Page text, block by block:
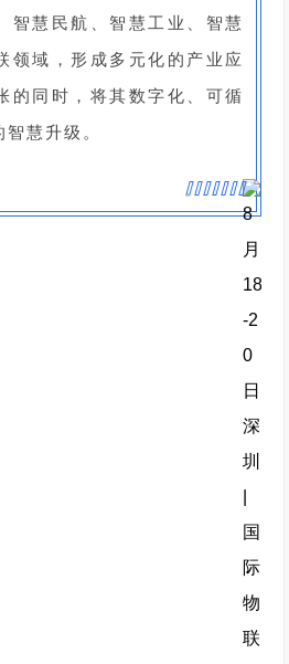
智慧民航、智慧工业、智慧
领域，形成多元化的产业应
的同时，将其数字化、可循
慧升级。